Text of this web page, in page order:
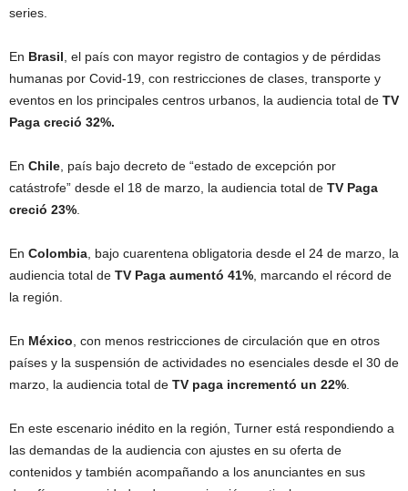
series.
En Brasil, el país con mayor registro de contagios y de pérdidas
humanas por Covid-19, con restricciones de clases, transporte y
eventos en los principales centros urbanos, la audiencia total de TV
Paga creció 32%.
En Chile, país bajo decreto de “estado de excepción por
catástrofe” desde el 18 de marzo, la audiencia total de TV Paga
creció 23%.
En Colombia, bajo cuarentena obligatoria desde el 24 de marzo, la
audiencia total de TV Paga aumentó 41%, marcando el récord de
la región.
En México, con menos restricciones de circulación que en otros
países y la suspensión de actividades no esenciales desde el 30 de
marzo, la audiencia total de TV paga incrementó un 22%.
En este escenario inédito en la región, Turner está respondiendo a
las demandas de la audiencia con ajustes en su oferta de
contenidos y también acompañando a los anunciantes en sus